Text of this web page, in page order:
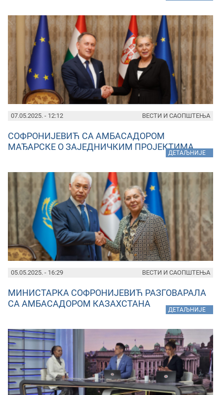
07.05.2025. - 12:12
СОФРОНИЈЕВИЋ СА АМБАСАДОРОМ
МАЂАРСКЕ О ЗАЈЕДНИЧКИМ ПРОЈЕКТИМА
ДЕТАЉНИЈЕ
ВЕСТИ И САОПШТЕЊА
05.05.2025. - 16:29
МИНИСТАРКА СОФРОНИЈЕВИЋ РАЗГОВАРАЛА
СА AМБАСАДОРОМ КАЗАХСТАНА
ДЕТАЉНИЈЕ
ВЕСТИ И САОПШТЕЊА